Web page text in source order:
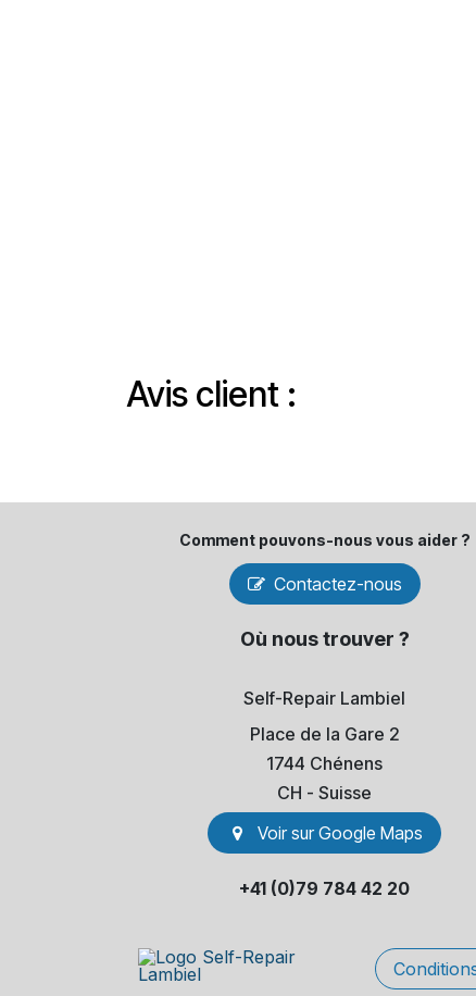
Avis client :
Comment pouvons-​nous vous aider ?
Contactez-nous
Où nous trouver ?
Self-Repair Lambiel
Place de la Gare 2
1744 Chénens
​CH - Suisse
Voir sur Go​​ogle Maps
+41 (0)79 784 42 20